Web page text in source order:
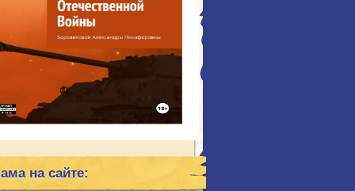
на сайте: